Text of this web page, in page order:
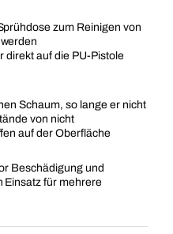
zum Reinigen von
direkt auf die PU-Pistole
Schaum, so lange er nicht
von nicht
auf der Oberfläche
Beschädigung und
Einsatz für mehrere